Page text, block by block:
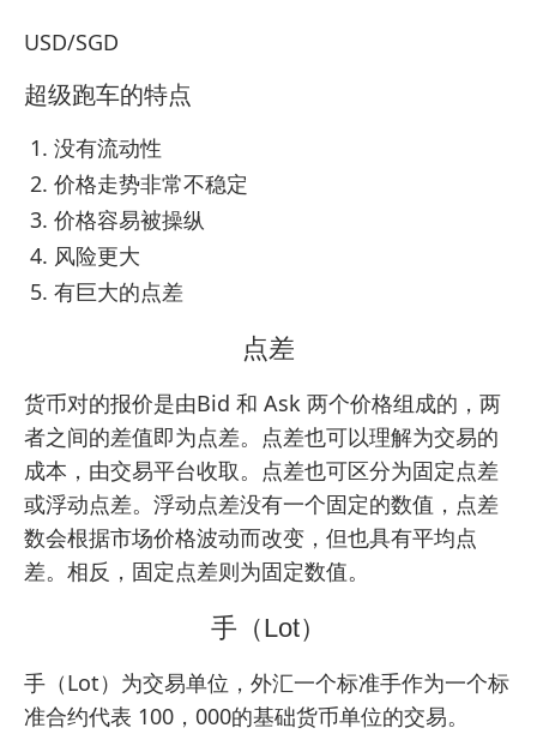
USD/SGD
超级跑车的特点
没有流动性
价格走势非常不稳定
价格容易被操纵
风险更大
有巨大的点差
点差
货币对的报价是由Bid 和 Ask 两个价格组成的，两
者之间的差值即为点差。点差也可以理解为交易的
成本，由交易平台收取。点差也可区分为固定点差
或浮动点差。浮动点差没有一个固定的数值，点差
数会根据市场价格波动而改变，但也具有平均点
差。相反，固定点差则为固定数值。
手（Lot）
手（Lot）为交易单位，外汇一个标准手作为一个标
准合约代表 100，000的基础货币单位的交易。